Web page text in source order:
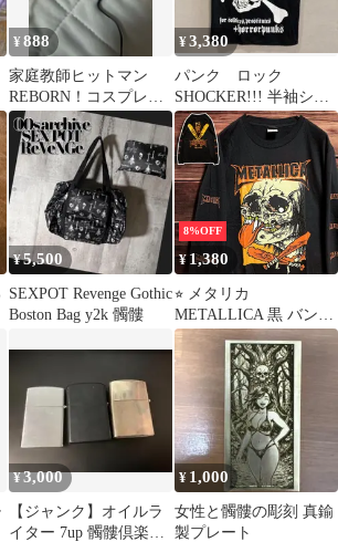
¥888
家庭教師ヒットマン
REBORN！コスプレ小
物眼帯 クローム髑髏六
道骸アクセサリー
¥3,380
パンク ロック
SHOCKER!!! 半袖シャ
ツ 豹柄 スカル 髑
髏 日本製
¥5,500
SEXPOT Revenge Gothic
Boston Bag y2k 髑髏
8%OFF
¥ 1,380
⭐︎ メタリカ
METALLICA 黒 バンド
長袖 Tシャツ tee ロン T
ティーシャツ 7分丈 ロ
ック ツアー ライブ 両
面 袖 プリント 古着 ビ
ンテージ vintage メタル
ライブ ツアー スカル
髑髏 バッド p20/
¥3,000
【ジャンク】オイルラ
イター 7up 髑髏倶楽部
¥ 1,000
女性と髑髏の彫刻 真鍮
製プレート